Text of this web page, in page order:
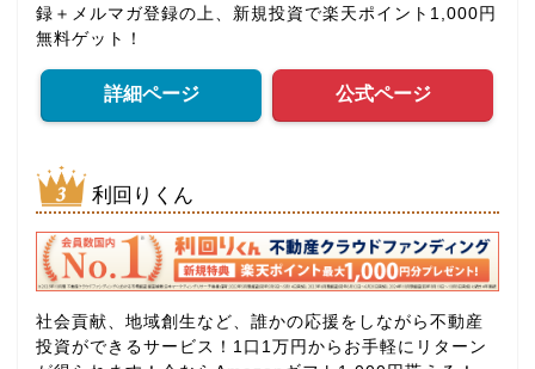
録＋メルマガ登録の上、新規投資で楽天ポイント1,000円
無料ゲット！
詳細ページ 公式ページ
利回りくん
社会貢献、地域創生など、誰かの応援をしながら不動産
投資ができるサービス！1口1万円からお手軽にリターン